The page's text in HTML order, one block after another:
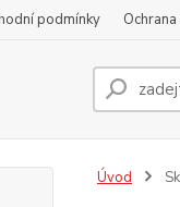
podmínky
Úvod